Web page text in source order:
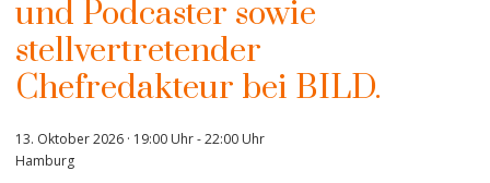
und Podcaster sowie
stellvertretender
Chefredakteur bei BILD.
13. Oktober 2026 · 19:00 Uhr-22:00 Uhr
Hamburg